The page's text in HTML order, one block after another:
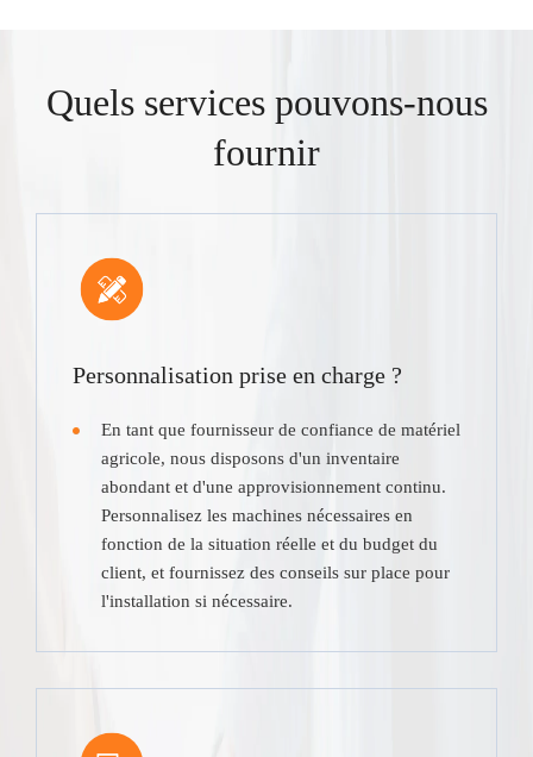
Quels services pouvons-nous
fournir
Personnalisation prise en charge ?
En tant que fournisseur de confiance de matériel
agricole, nous disposons d'un inventaire
abondant et d'une approvisionnement continu.
Personnalisez les machines nécessaires en
fonction de la situation réelle et du budget du
client, et fournissez des conseils sur place pour
l'installation si nécessaire.